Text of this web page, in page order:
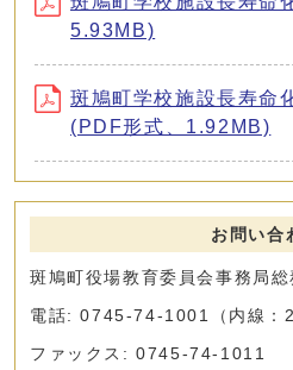
5.93MB)
斑鳩町学校施設長寿命
(PDF形式、1.92MB)
お問い合
斑鳩町役場教育委員会事務局総
電話: 0745-74-1001（内線：
ファックス: 0745-74-1011